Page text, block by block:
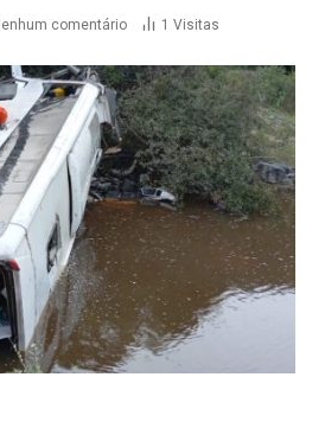
comentário 1 Visitas